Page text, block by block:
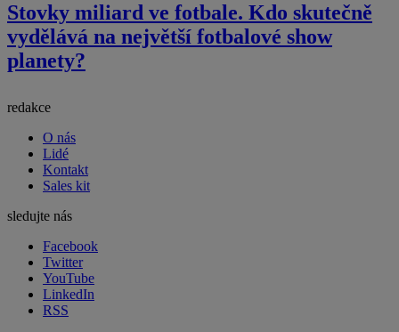
Stovky miliard ve fotbale. Kdo skutečně
vydělává na největší fotbalové show
planety?
redakce
O nás
Lidé
Kontakt
Sales kit
sledujte nás
Facebook
Twitter
YouTube
LinkedIn
RSS